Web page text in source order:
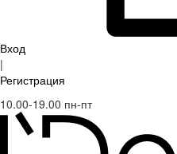
Вход
|
Регистрация
10.00-19.00 пн-пт